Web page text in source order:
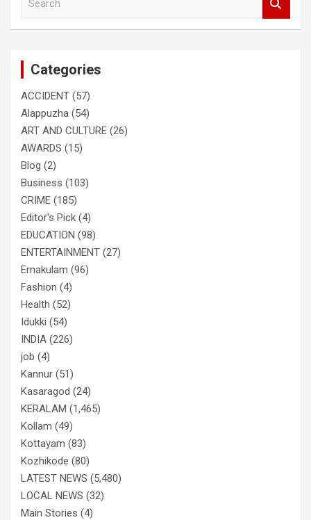
Categories
ACCIDENT (57)
Alappuzha (54)
ART AND CULTURE (26)
AWARDS (15)
Blog (2)
Business (103)
CRIME (185)
Editor's Pick (4)
EDUCATION (98)
ENTERTAINMENT (27)
Ernakulam (96)
Fashion (4)
Health (52)
Idukki (54)
INDIA (226)
job (4)
Kannur (51)
Kasaragod (24)
KERALAM (1,465)
Kollam (49)
Kottayam (83)
Kozhikode (80)
LATEST NEWS (5,480)
LOCAL NEWS (32)
Main Stories (4)